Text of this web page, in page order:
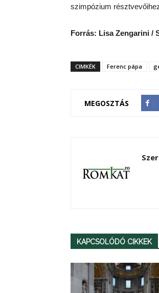
szimpózium
Forrás: Lisa Zengarini /
CIMKÉK Ferenc pápa
MEGOSZTÁS
KAPCSOLÓDÓ CIKKEK